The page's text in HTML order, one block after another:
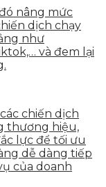
nâng mức
dịch chạy
như
và đem lại
chiến dịch
thương hiệu,
lực để tối ưu
dễ dàng tiếp
của doanh